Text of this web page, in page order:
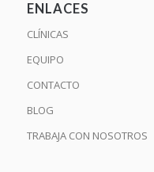
ENLACES
CLÍNICAS
EQUIPO
CONTACTO
BLOG
TRABAJA CON NOSOTROS